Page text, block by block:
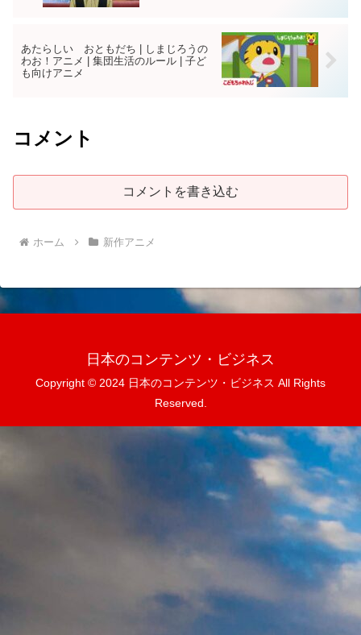
あたらしい おともだち | しまじろうの
わお！アニメ | 集団生活のルール | 子ど
も向けアニメ
コメント
コメントを書き込む
ホーム 新作アニメ
日本のコンテンツ・ビジネス
Copyright © 2024 日本のコンテンツ・ビジネス All Rights
Reserved.